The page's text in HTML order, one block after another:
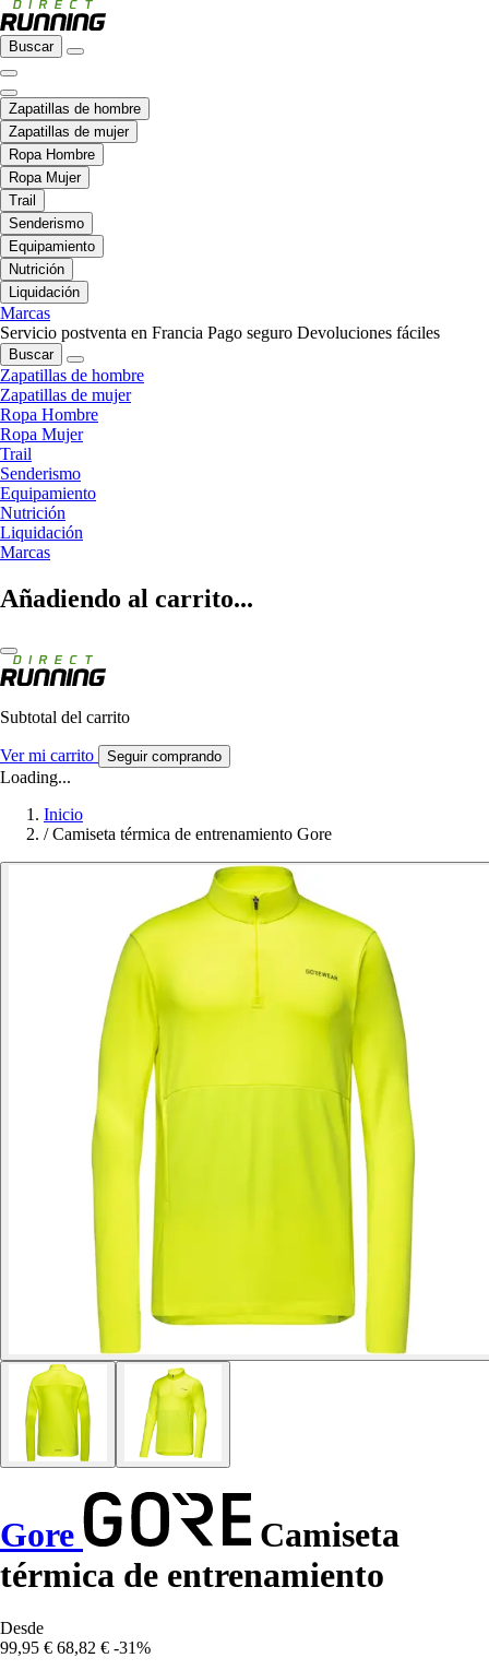
Buscar
Zapatillas de hombre
Zapatillas de mujer
Ropa Hombre
Ropa Mujer
Trail
Senderismo
Equipamiento
Nutrición
Liquidación
Marcas
Servicio postventa en Francia Pago seguro Devoluciones fáciles
Buscar
Zapatillas de hombre
Zapatillas de mujer
Ropa Hombre
Ropa Mujer
Trail
Senderismo
Equipamiento
Nutrición
Liquidación
Marcas
Añadiendo al carrito...
Subtotal del carrito
Ver mi carrito Seguir comprando
Loading...
Inicio
/ Camiseta térmica de entrenamiento Gore
Gore
Camiseta
térmica de entrenamiento
Desde
99,95 € 68,82 € -31%